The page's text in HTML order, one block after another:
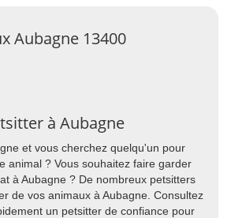
Aubagne 13400
à Aubagne
et vous cherchez quelqu'un pour
animal ? Vous souhaitez faire garder
à Aubagne ? De nombreux petsitters
de vos animaux à Aubagne. Consultez
un petsitter de confiance pour